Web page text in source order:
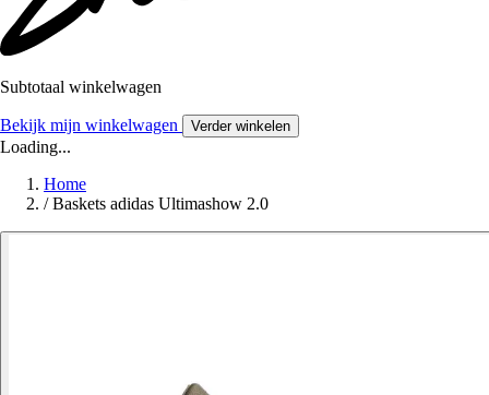
Subtotaal winkelwagen
Bekijk mijn winkelwagen Verder winkelen
Loading...
Home
/ Baskets adidas Ultimashow 2.0